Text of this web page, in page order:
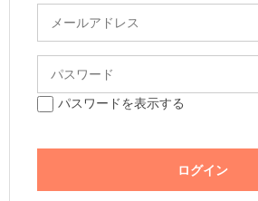
パスワードを表示する